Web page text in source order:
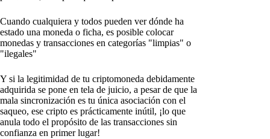
Cuando cualquiera y todos pueden ver dónde ha
estado una moneda o ficha, es posible colocar
monedas y transacciones en categorías "limpias" o
"ilegales"
Y si la legitimidad de tu criptomoneda debidamente
adquirida se pone en tela de juicio, a pesar de que la
mala sincronización es tu única asociación con el
saqueo, ese cripto es prácticamente inútil, ¡lo que
anula todo el propósito de las transacciones sin
confianza en primer lugar!